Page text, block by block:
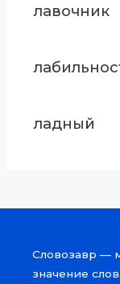
лавочник
ладный
Словозавр —
значение